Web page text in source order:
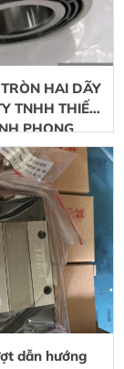
HAI DÃY
TNHH THIẾT
PHONG
dẫn hướng